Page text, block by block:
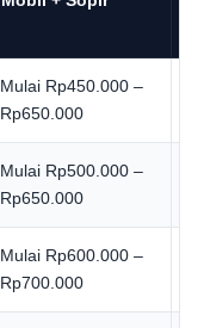
Mulai Rp450.000 –
Rp650.000
Mulai Rp500.000 –
Rp650.000
Mulai Rp600.000 –
Rp700.000